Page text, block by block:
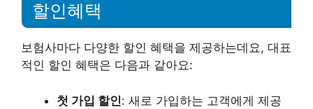
할인혜택
보험사마다 다양한 할인 혜택을 제공하는데요, 대표
적인 할인 혜택은 다음과 같아요:
첫 가입 할인: 새로 가입하는 고객에게 제공